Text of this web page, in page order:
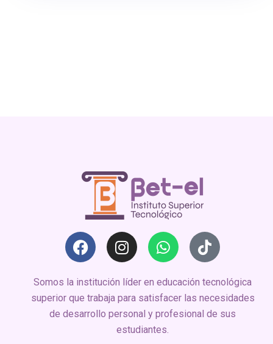
Somos la institución líder en educación tecnológica
superior que trabaja para satisfacer las necesidades
de desarrollo personal y profesional de sus
estudiantes.